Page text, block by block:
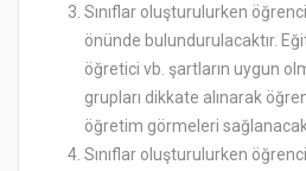
Sınıflar oluşturulurken
önünde bulundurulacaktır.
öğretici vb. şartların uygun
grupları dikkate alınarak
öğretim görmeleri
Sınıflar oluşturulurken